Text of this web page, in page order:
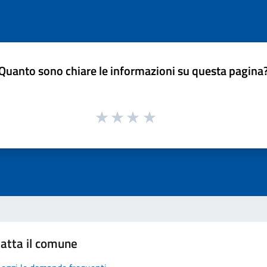
sono chiare le informazioni su questa
il comune